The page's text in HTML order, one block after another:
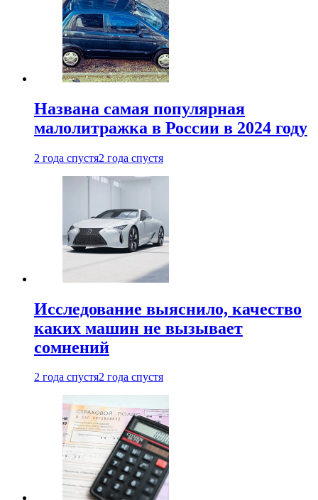
Названа самая популярная
малолитражка в России в 2024 году
2 года спустя2 года спустя
Исследование выяснило, качество
каких машин не вызывает
сомнений
2 года спустя2 года спустя